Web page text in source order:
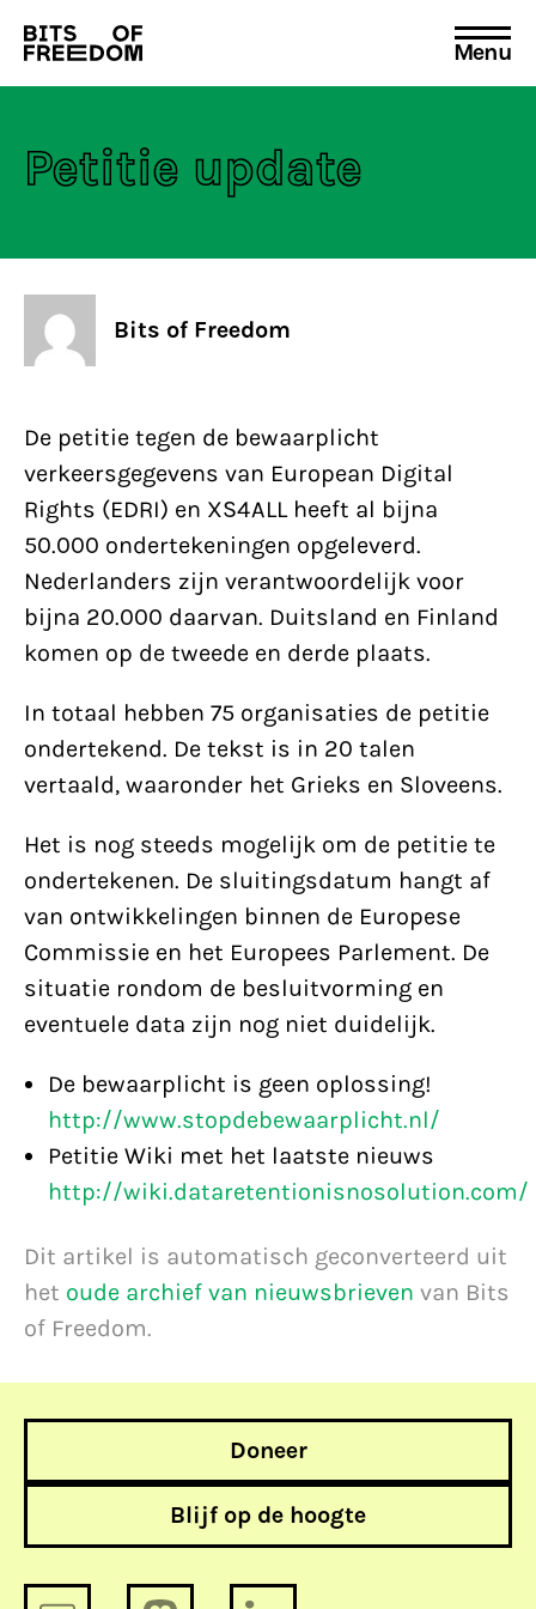
Search
for:
Menu
Petitie update
Bits of Freedom
De petitie tegen de bewaarplicht
verkeersgegevens van European Digital
Rights (EDRI) en XS4ALL heeft al bijna
50.000 ondertekeningen opgeleverd.
Nederlanders zijn verantwoordelijk voor
bijna 20.000 daarvan. Duitsland en Finland
komen op de tweede en derde plaats.
In totaal hebben 75 organisaties de petitie
ondertekend. De tekst is in 20 talen
vertaald, waaronder het Grieks en Sloveens.
Het is nog steeds mogelijk om de petitie te
ondertekenen. De sluitingsdatum hangt af
van ontwikkelingen binnen de Europese
Commissie en het Europees Parlement. De
situatie rondom de besluitvorming en
eventuele data zijn nog niet duidelijk.
De bewaarplicht is geen oplossing!
http://www.stopdebewaarplicht.nl/
Petitie Wiki met het laatste nieuws
http://wiki.dataretentionisnosolution.com/
Dit artikel is automatisch geconverteerd uit
het oude archief van nieuwsbrieven van Bits
of Freedom.
Doneer
Blijf op de hoogte